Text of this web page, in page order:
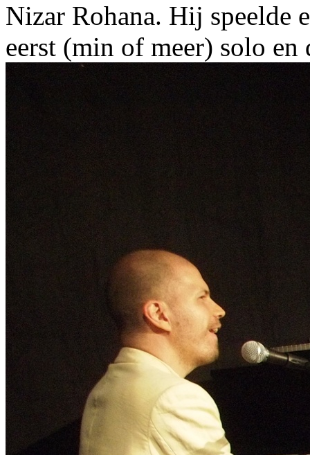
Nizar Rohana. Hij speelde
eerst (min of meer) solo